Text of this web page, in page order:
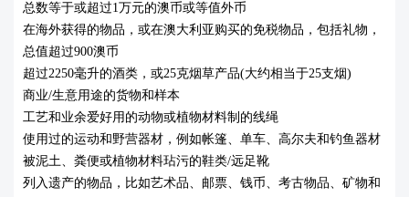
总数等于或超过1万元的澳币或等值外币
在海外获得的物品，或在澳大利亚购买的免税物品，包括礼物，
总值超过900澳币
超过2250毫升的酒类，或25克烟草产品(大约相当于25支烟)
商业/生意用途的货物和样本
工艺和业余爱好用的动物或植物材料制的线绳
使用过的运动和野营器材，例如帐篷、单车、高尔夫和钓鱼器材
被泥土、粪便或植物材料玷污的鞋类/远足靴
列入遗产的物品，比如艺术品、邮票、钱币、考古物品、矿物和